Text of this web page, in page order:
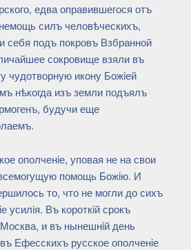
едва оправившегося отъ
силъ человѣческихъ,
себя подъ покровъ Взбранной
сокровище взяли въ
чудотворную икону Божiей
нѣкогда изъ земли подъялъ
будучи еще
ополченiе, уповая не на свои
помощь Божiю. И
то, что не могли до сихъ
усилiя. Въ короткiй срокъ
и въ нынешнiй день
Ефесскихъ русское ополченiе